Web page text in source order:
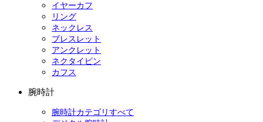
イヤーカフ
リング
ネックレス
ブレスレット
アンクレット
ネクタイピン
カフス
腕時計
腕時計カテゴリすべて